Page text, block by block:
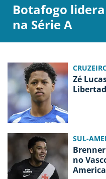
Botafogo
na Série A
Zé
SUL-
no